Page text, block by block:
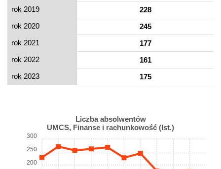
rok 2019
228
rok 2020
245
rok 2021
177
rok 2022
161
rok 2023
175
Liczba absolwentów
UMCS, Finanse i rachunkowość (Ist.)
200
250
300